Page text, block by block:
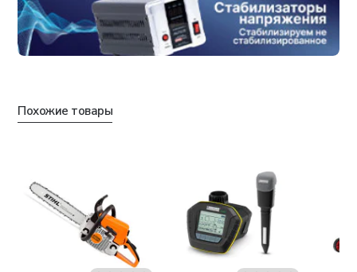
Похожие товары